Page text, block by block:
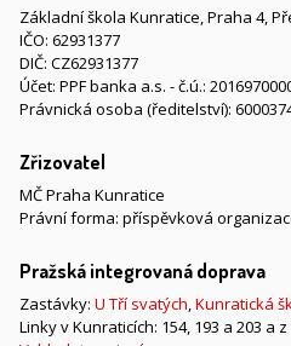
Základní škola Kunratice, Praha 4,
IČO: 62931377
DIČ: CZ62931377
Účet: PPF banka a.s. - č.ú.:
Právnická osoba (ředitelství):
Zřizovatel
MČ Praha Kunratice
Právní forma: příspěvková
Pražská integrovaná doprava
Zastávky: U Tří svatých,Kunratická
Linky v Kunraticích: 154, 193 a 203 a